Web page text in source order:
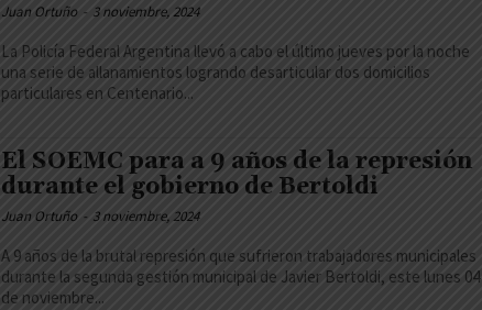
Juan Ortuño - 3 noviembre, 2024
La Policía Federal Argentina llevó a cabo el último jueves por la noche
una serie de allanamientos logrando desarticular dos domicilios
particulares en Centenario...
El SOEMC para a 9 años de la represión
durante el gobierno de Bertoldi
Juan Ortuño - 3 noviembre, 2024
A 9 años de la brutal represión que sufrieron trabajadores municipales
durante la segunda gestión municipal de Javier Bertoldi, este lunes 04
de noviembre...